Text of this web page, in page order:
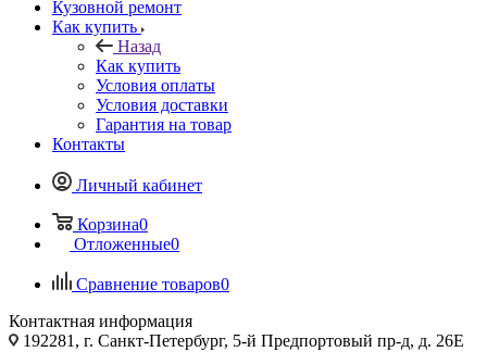
Кузовной ремонт
Как купить
Назад
Как купить
Условия оплаты
Условия доставки
Гарантия на товар
Контакты
Личный кабинет
Корзина0
Отложенные0
Сравнение товаров0
Контактная информация
192281, г. Санкт-Петербург, 5-й Предпортовый пр-д, д. 26Е